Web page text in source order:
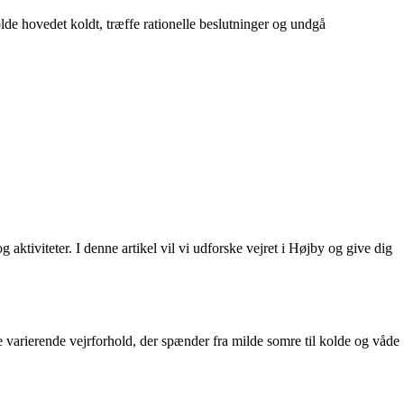
hovedet koldt, træffe rationelle beslutninger og undgå
aktiviteter. I denne artikel vil vi udforske vejret i Højby og give dig
vejrforhold, der spænder fra milde somre til kolde og våde